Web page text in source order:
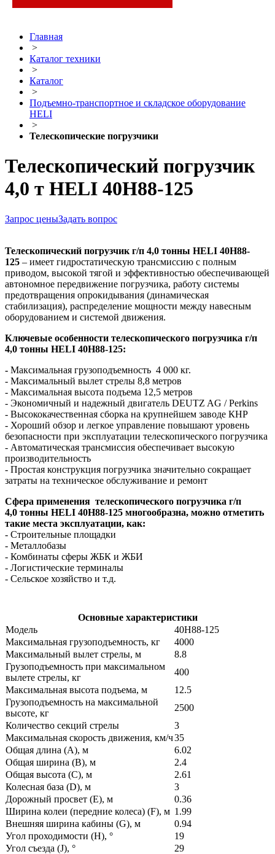
Главная
>
Каталог техники
>
Каталог
>
Подъемно-транспортное и складское оборудование
HELI
>
Телескопические погрузчики
Телескопический погрузчик
4,0 т HELI 40H88-125
Запрос ценыЗадать вопрос
Телескопический погрузчик г/п 4,0 тонны HELI 40H88-
125 – имеет гидростатическую трансмиссию с полным
приводом, высокой тягой и эффективностью обеспечивающей
автономное передвижение погрузчика, работу системы
предотвращения опрокидывания (динамическая
стабилизация), распределение мощности между навесным
оборудованием и системой движения.
Ключевые особенности телескопического погрузчика г/п
4,0 тонны HELI 40H88-125:
- Максимальная грузоподъемность 4 000 кг.
- Максимальный вылет стрелы 8,8 метров
- Максимальная высота подъема 12,5 метров
- Экономичный и надежный двигатель DEUTZ AG / Perkins
- Высококачественная сборка на крупнейшем заводе КНР
- Хороший обзор и легкое управление повышают уровень
безопасности при эксплуатации телескопического погрузчика
- Автоматическая трансмиссия обеспечивает высокую
производительность
- Простая конструкция погрузчика значительно сокращает
затраты на техническое обслуживание и ремонт
Сфера применения телескопического погрузчика г/п
4,0 тонны HELI 40H88-125 многообразна, можно отметить
такие места эксплуатации, как:
- Строительные площадки
- Металлобазы
- Комбинаты сферы ЖБК и ЖБИ
- Логистические терминалы
- Сельское хозяйство и т.д.
Основные характеристики
Модель
40H88-125
Максимальная грузоподъемность, кг
4000
Максимальный вылет стрелы, м
8.8
Грузоподъемность при максимальном
вылете стрелы, кг
400
Максимальная высота подъема, м
12.5
Грузоподъемность на максимальной
высоте, кг
2500
Количество секций стрелы
3
Максимальная скорость движения, км/ч35
Общая длина (А), м
6.02
Общая ширина (В), м
2.4
Общая высота (С), м
2.61
Колесная база (D), м
3
Дорожный просвет (Е), м
0.36
Ширина колеи (передние колеса) (F), м 1.99
Внешняя ширина кабины (G), м
0.94
Угол проходимости (H), °
19
Угол съезда (J), °
29